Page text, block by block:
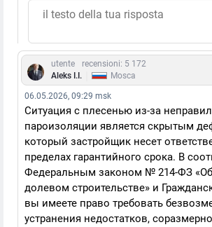
utente
recensioni: 5 172
Aleks I.I.
Mosca
06.05.2026, 09:29 msk
Ситуация с плесенью из-за
пароизоляции является скрытым
который застройщик несет
пределах гарантийного срока. В
Федеральным законом № 214-ФЗ «Об
долевом строительстве» и
вы имеете право требовать
устранения недостатков,